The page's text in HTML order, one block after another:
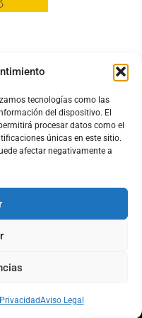
tecnologías como las
del dispositivo. El
procesar datos como el
únicas en este sitio.
afectar negativamente a
Aviso Legal